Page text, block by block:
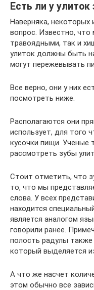
Есть ли у улиток
Наверняка, некоторых
вопрос. Известно,
травоядными, так и
улиток должны быть
могут пережевывать
Все верно, они у них
посмотреть ниже.
Располагаются они
использует, для того
кусочки пищи. Ученые
рассмотреть зубы
Стоит отметить, что
то, что мы
слова. У всех
находится
является аналогом
говорили ранее.
полость радулы также
который выделяется
А что же насчет
этом обычно все